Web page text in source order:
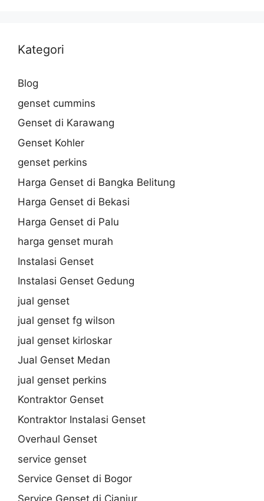
Kategori
Blog
genset cummins
Genset di Karawang
Genset Kohler
genset perkins
Harga Genset di Bangka Belitung
Harga Genset di Bekasi
Harga Genset di Palu
harga genset murah
Instalasi Genset
Instalasi Genset Gedung
jual genset
jual genset fg wilson
jual genset kirloskar
Jual Genset Medan
jual genset perkins
Kontraktor Genset
Kontraktor Instalasi Genset
Overhaul Genset
service genset
Service Genset di Bogor
Service Genset di Cianjur